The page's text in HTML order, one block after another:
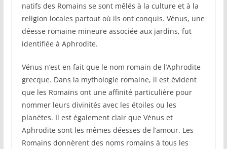
natifs des Romains se sont mêlés à la culture et à la
religion locales partout où ils ont conquis. Vénus, une
déesse romaine mineure associée aux jardins, fut
identifiée à Aphrodite.
Vénus n’est en fait que le nom romain de l’Aphrodite
grecque. Dans la mythologie romaine, il est évident
que les Romains ont une affinité particulière pour
nommer leurs divinités avec les étoiles ou les
planètes. Il est également clair que Vénus et
Aphrodite sont les mêmes déesses de l’amour. Les
Romains donnèrent des noms romains à tous les